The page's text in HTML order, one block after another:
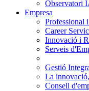
Observatori
Empresa
Professional
Career
Innovació i
Serveis
Gestió
La
Consell